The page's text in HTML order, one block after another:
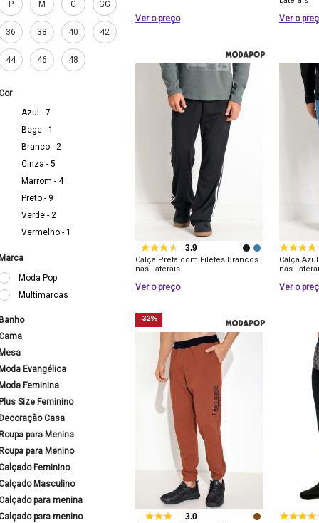
P M G GG
36 38 40 42
44 46 48
Azul - 7
Bege - 1
Branco - 2
Cinza - 5
Marrom - 4
Preto - 9
Verde - 2
Vermelho - 1
Moda Pop
Multimarcas
Evangélica
Feminina
Size Feminino
Casa
para Menina
para Menino
Feminino
Masculino
para menina
para menino
Ver o preço Ver o
3.9
Calça Preta com Filetes Brancos
nas Laterais
Ver o preço
Calça
nas
Ver o
-32%
3.0